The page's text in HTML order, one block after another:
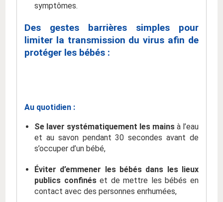
symptômes.
Des gestes barrières simples pour
limiter la transmission du virus afin de
protéger les bébés :
Au quotidien :
Se laver systématiquement les mains à l’eau
et au savon pendant 30 secondes avant de
s’occuper d’un bébé,
Éviter d’emmener les bébés dans les lieux
publics confinéset de mettre les bébés en
contact avec des personnes enrhumées,